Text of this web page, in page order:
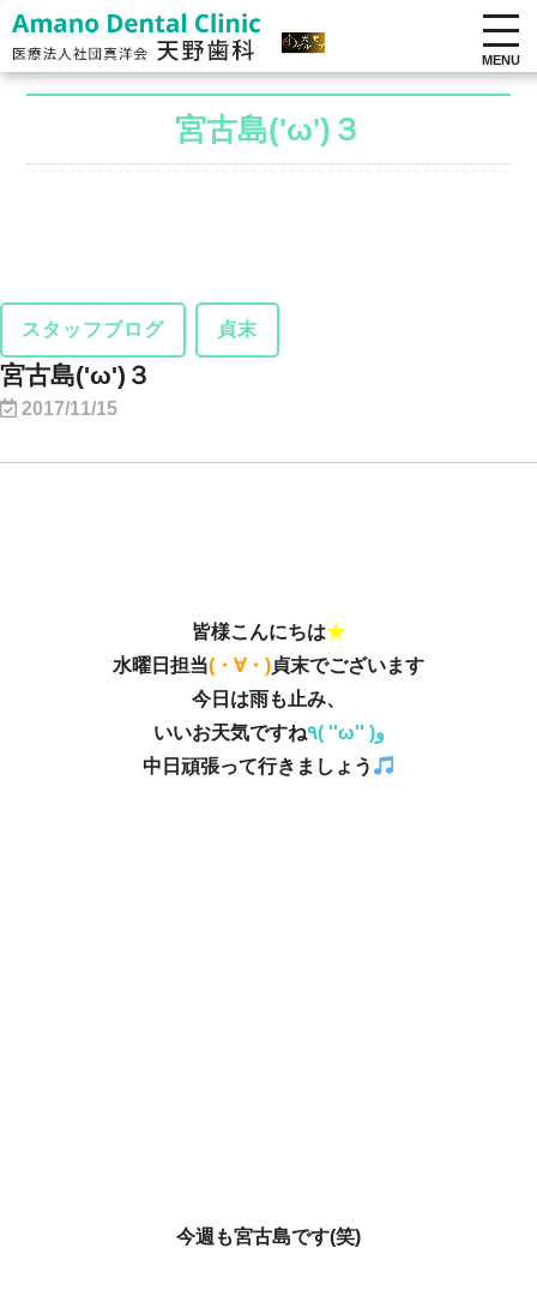
MENU
宮古島('ω')３
スタッフブログ 貞末
宮古島('ω')３
2017/11/15
皆様こんにちは★
水曜日担当(・∀・)貞末でございます
今日は雨も止み、
いいお天気ですね
٩( ''ω'' )و
中日頑張って行きましょう
今週も宮古島です(笑)